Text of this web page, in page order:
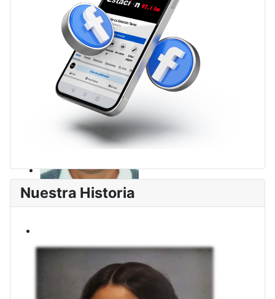
Nuestra Historia